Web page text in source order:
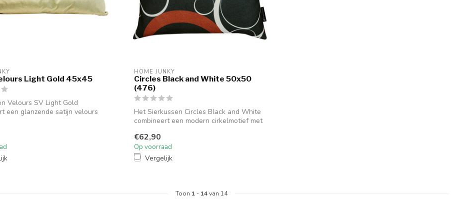
Light Gold 45x45
Velours SV Light Gold
een glanzende satijn velours
HOME JUNKY
Circles Black and White 50x50
(476)
Het Sierkussen Circles Black and White
combineert een modern cirkelmotief met
€62,90
Op voorraad
Vergelijk
Toon 1 - 14van 14